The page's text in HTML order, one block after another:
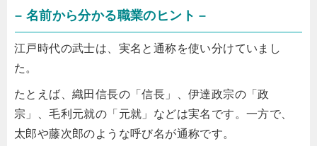
– 名前から分かる職業のヒント –
江戸時代の武士は、実名と通称を使い分けていまし
た。
たとえば、織田信長の「信長」、伊達政宗の「政
宗」、毛利元就の「元就」などは実名です。一方で、
太郎や藤次郎のような呼び名が通称です。